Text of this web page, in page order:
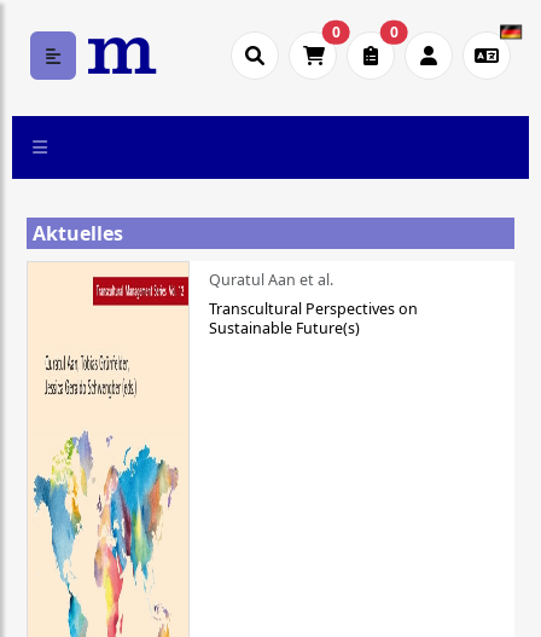
0 0
Aktuelles
Quratul Aan et al.
Transcultural Perspectives on
Sustainable Future(s)